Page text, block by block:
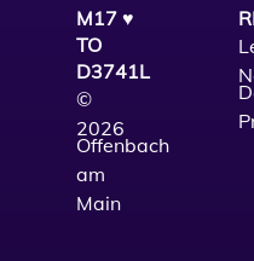
M17 ♥
TO
D3741L
©
2026
Offenbach
am
Main